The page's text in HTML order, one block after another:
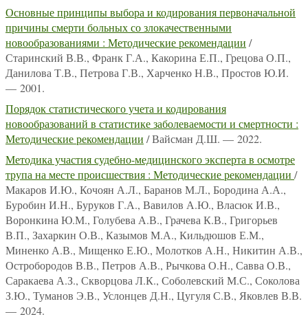
Основные принципы выбора и кодирования первоначальной
причины смерти больных со злокачественными
новообразованиями : Методические рекомендации /
Старинский В.В., Франк Г.А., Какорина Е.П., Грецова О.П.,
Данилова Т.В., Петрова Г.В., Харченко Н.В., Простов Ю.И.
— 2001.
Порядок статистического учета и кодирования
новообразований в статистике заболеваемости и смертности :
Методические рекомендации / Вайсман Д.Ш. — 2022.
Методика участия судебно-медицинского эксперта в осмотре
трупа на месте происшествия : Методические рекомендации /
Макаров И.Ю., Кочоян А.Л., Баранов М.Л., Бородина А.А.,
Буробин И.Н., Буруков Г.А., Вавилов А.Ю., Власюк И.В.,
Воронкина Ю.М., Голубева А.В., Грачева К.В., Григорьев
В.П., Захаркин О.В., Казымов М.А., Кильдюшов Е.М.,
Миненко А.В., Мищенко Е.Ю., Молотков А.Н., Никитин А.В.,
Остробородов В.В., Петров А.В., Рычкова О.Н., Савва О.В.,
Саракаева А.З., Скворцова Л.К., Соболевский М.С., Соколова
З.Ю., Туманов Э.В., Услонцев Д.Н., Цугуля С.В., Яковлев В.В.
— 2024.